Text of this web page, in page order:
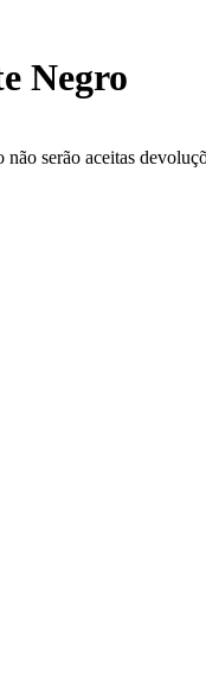
Negro
serão aceitas